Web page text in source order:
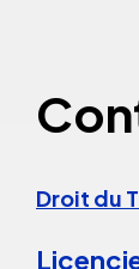
Droit du